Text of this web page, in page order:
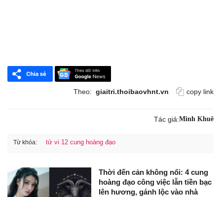
Theo: giaitri.thoibaovhnt.vn copy link
Tác giả:Minh Khuê
Từ khóa: tử vi 12 cung hoàng đạo
Thời đến cản không nổi: 4 cung
hoàng đạo công việc lẫn tiền bạc
lên hương, gánh lộc vào nhà